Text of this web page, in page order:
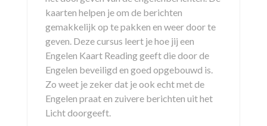
kaarten helpen je om de berichten
gemakkelijk op te pakken en weer door te
geven. Deze cursus leert je hoe jij een
Engelen Kaart Reading geeft die door de
Engelen beveiligd en goed opgebouwd is.
Zo weet je zeker dat je ook echt met de
Engelen praat en zuivere berichten uit het
Licht doorgeeft.